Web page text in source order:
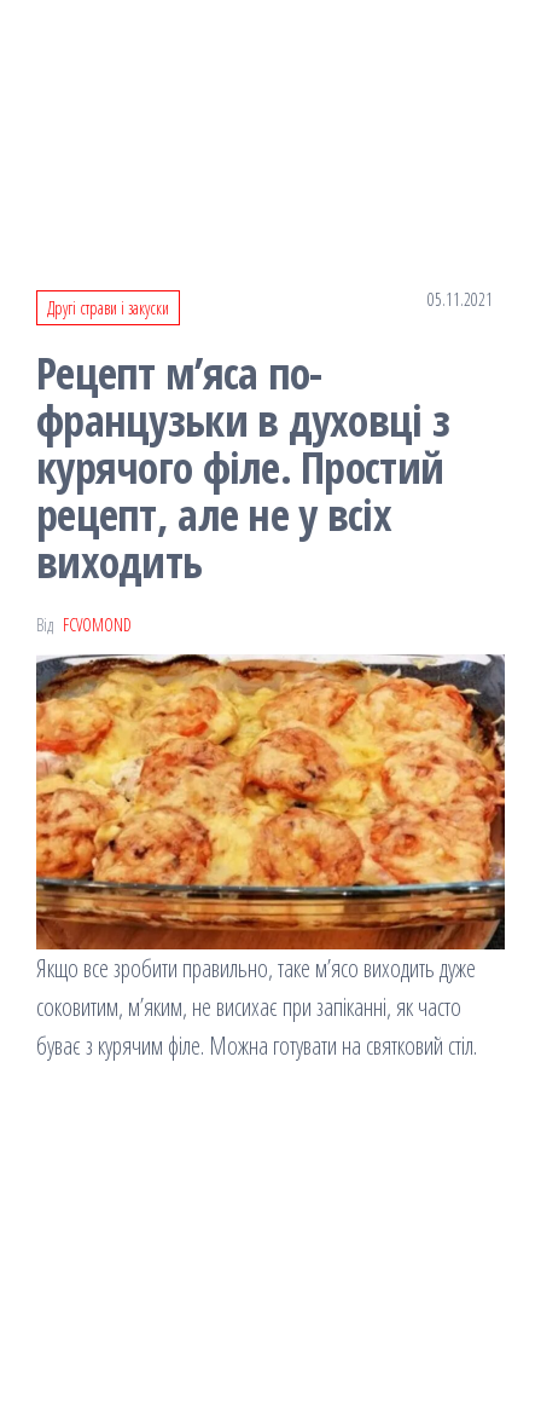
Другі страви і закуски 05.11.2021
Рецепт м’яса по-
французьки в духовці з
курячого філе. Простий
рецепт, але не у всіх
виходить
Від FCVOMOND
Якщо все зробити правильно, таке м’ясо виходить дуже
соковитим, м’яким, не висихає при запіканні, як часто
буває з курячим філе. Можна готувати на святковий стіл.